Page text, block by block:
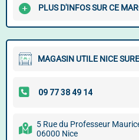
PLUS D'INFOS SUR CE
MAGASIN UTILE NICE
5 Rue du Professeur
06000 Nice